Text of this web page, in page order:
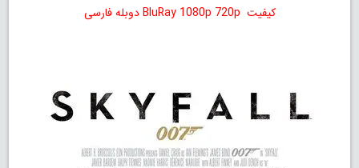
کیفیت BluRay 1080p 720p دوبله فارسی